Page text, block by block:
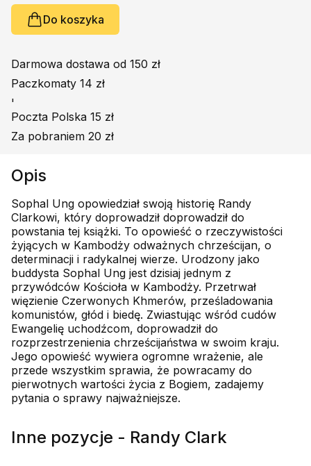
Do koszyka
Darmowa dostawa od 150 zł
Paczkomaty 14 zł
'
Poczta Polska 15 zł
Za pobraniem 20 zł
Opis
Sophal Ung opowiedział swoją historię Randy
Clarkowi, który doprowadził doprowadził do
powstania tej książki. To opowieść o rzeczywistości
żyjących w Kambodży odważnych chrześcijan, o
determinacji i radykalnej wierze. Urodzony jako
buddysta Sophal Ung jest dzisiaj jednym z
przywódców Kościoła w Kambodży. Przetrwał
więzienie Czerwonych Khmerów, prześladowania
komunistów, głód i biedę. Zwiastując wśród cudów
Ewangelię uchodźcom, doprowadził do
rozprzestrzenienia chrześcijaństwa w swoim kraju.
Jego opowieść wywiera ogromne wrażenie, ale
przede wszystkim sprawia, że powracamy do
pierwotnych wartości życia z Bogiem, zadajemy
pytania o sprawy najważniejsze.
Inne pozycje - Randy Clark